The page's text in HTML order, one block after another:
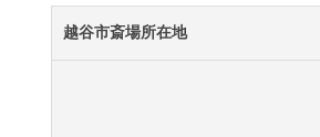
越谷市斎場所在地